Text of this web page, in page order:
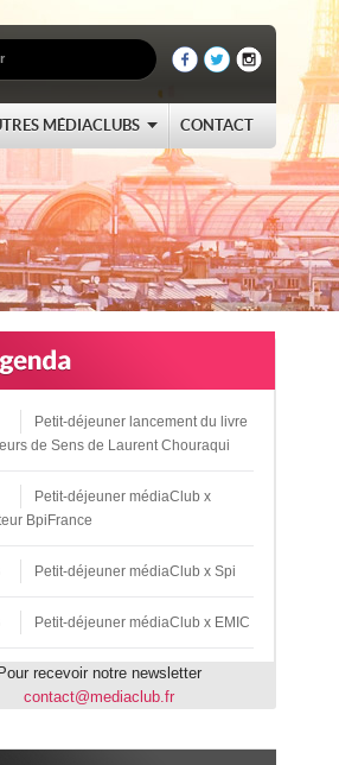
MÉDIACLUBS CONTACT
Petit-déjeuner lancement du livre
de Sens de Laurent Chouraqui
Petit-déjeuner médiaClub x
BpiFrance
Petit-déjeuner médiaClub x Spi
Petit-déjeuner médiaClub x EMIC
Pour recevoir notre newsletter
contact@mediaclub.fr